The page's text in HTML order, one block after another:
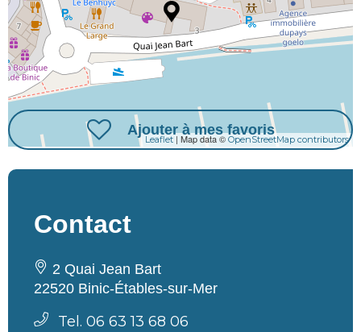
Leaflet| Map data © OpenStreetMap contributors
Ajouter à mes favoris
Contact
2 Quai Jean Bart
22520 Binic-Étables-sur-Mer
Tel. 06 63 13 68 06